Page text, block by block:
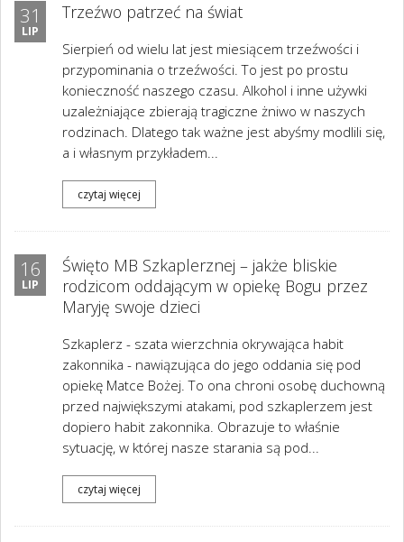
31
LIP
Trzeźwo patrzeć na świat
Sierpień od wielu lat jest miesiącem trzeźwości i
przypominania o trzeźwości. To jest po prostu
konieczność naszego czasu. Alkohol i inne używki
uzależniające zbierają tragiczne żniwo w naszych
rodzinach. Dlatego tak ważne jest abyśmy modlili się,
a i własnym przykładem...
czytaj więcej
16
LIP
Święto MB Szkaplerznej – jakże bliskie
rodzicom oddającym w opiekę Bogu przez
Maryję swoje dzieci
Szkaplerz - szata wierzchnia okrywająca habit
zakonnika - nawiązująca do jego oddania się pod
opiekę Matce Bożej. To ona chroni osobę duchowną
przed największymi atakami, pod szkaplerzem jest
dopiero habit zakonnika. Obrazuje to właśnie
sytuację, w której nasze starania są pod...
czytaj więcej